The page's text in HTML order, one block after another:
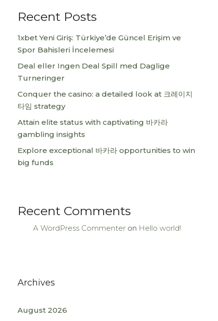
Recent Posts
1xbet Yeni Giriş: Türkiye’de Güncel Erişim ve
Spor Bahisleri İncelemesi
Deal eller Ingen Deal Spill med Daglige
Turneringer
Conquer the casino: a detailed look at 크레이지
타임 strategy
Attain elite status with captivating 바카라
gambling insights
Explore exceptional 바카라 opportunities to win
big funds
Recent Comments
A WordPress Commenter on Hello world!
Archives
August 2026